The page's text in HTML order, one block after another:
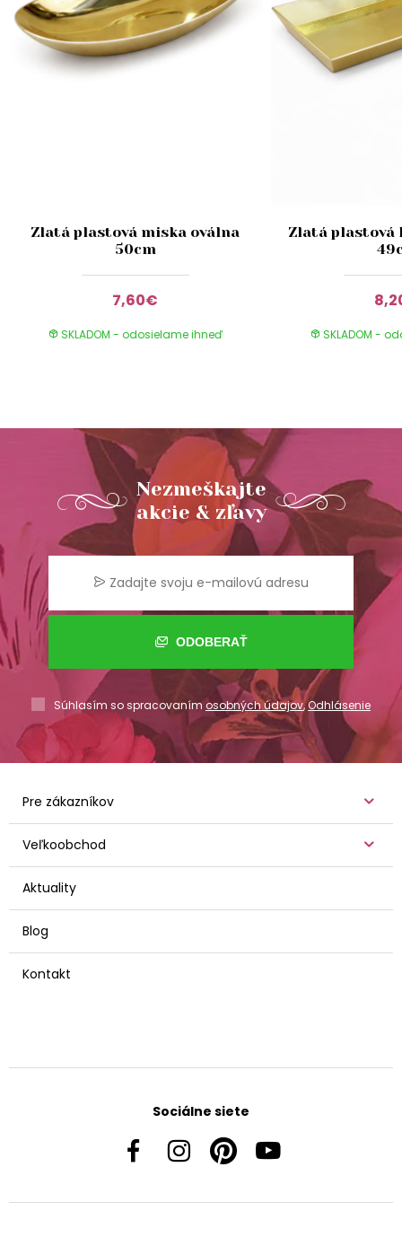
Zlatá plastová miska oválna
50cm
7,60€
SKLADOM - odosielame ihneď
Zlatá plastová
SKLADOM -
Nezmeškajte
akcie & zľavy
ODOBERAŤ
Súhlasím so spracovaním osobných údajov,Odhlásenie
Pre zákazníkov
Veľkoobchod
Aktuality
Blog
Kontakt
Sociálne siete